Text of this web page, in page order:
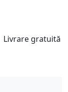
Livrare gratuită